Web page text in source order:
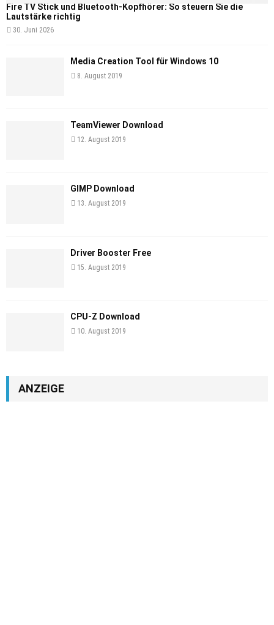
Fire TV Stick und Bluetooth-Kopfhörer: So steuern Sie die
Lautstärke richtig
30. Juni 2026
Media Creation Tool für Windows 10
8. August 2019
TeamViewer Download
12. August 2019
GIMP Download
13. August 2019
Driver Booster Free
15. August 2019
CPU-Z Download
10. August 2019
ANZEIGE